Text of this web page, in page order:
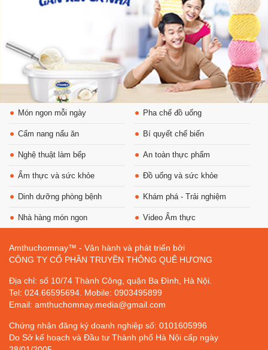
Món ngon mỗi ngày Pha chế đồ uống
Cẩm nang nấu ăn Bí quyết chế biến
Nghệ thuật làm bếp An toàn thực phẩm
Ẩm thực và sức khỏe Đồ uống và sức khỏe
Dinh dưỡng phòng bệnh Khám phá - Trải nghiệm
Nhà hàng món ngon Video Ẩm thực
Amthuchomnay™ - Vận hành và phát triển bởi
CÔNG TY CỔ PHẦN TRUYỀN THÔNG QUÊ HƯƠNG
Địa chỉ: số 10/74 Thành Công, quận Ba Đình, Hà Nội.
Tel: 024.66595694. Mobile: 0903495899
Email: amthuchomnay.media@gmail.com
Chứng nhận đăng ký doanh nghiệp số: 0101605996
Do Sở kế hoạch và Đầu tư Thành phố Hà Nội cấp ngày